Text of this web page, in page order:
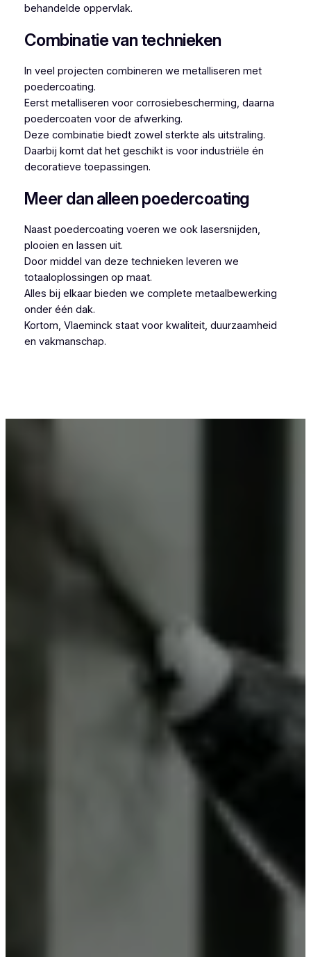
behandelde oppervlak.
Combinatie van technieken
In veel projecten combineren we metalliseren met
poedercoating.
Eerst metalliseren voor corrosiebescherming, daarna
poedercoaten voor de afwerking.
Deze combinatie biedt zowel sterkte als uitstraling.
Daarbij komt dat het geschikt is voor industriële én
decoratieve toepassingen.
Meer dan alleen poedercoating
Naast poedercoating voeren we ook lasersnijden,
plooien en lassen uit.
Door middel van deze technieken leveren we
totaaloplossingen op maat.
Alles bij elkaar bieden we complete metaalbewerking
onder één dak.
Kortom, Vlaeminck staat voor kwaliteit, duurzaamheid
en vakmanschap.